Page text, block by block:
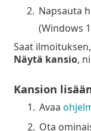
2. Napsauta
(Windows
Saat
Näytä kansio,
Kansion
1. Avaa
2. Ota